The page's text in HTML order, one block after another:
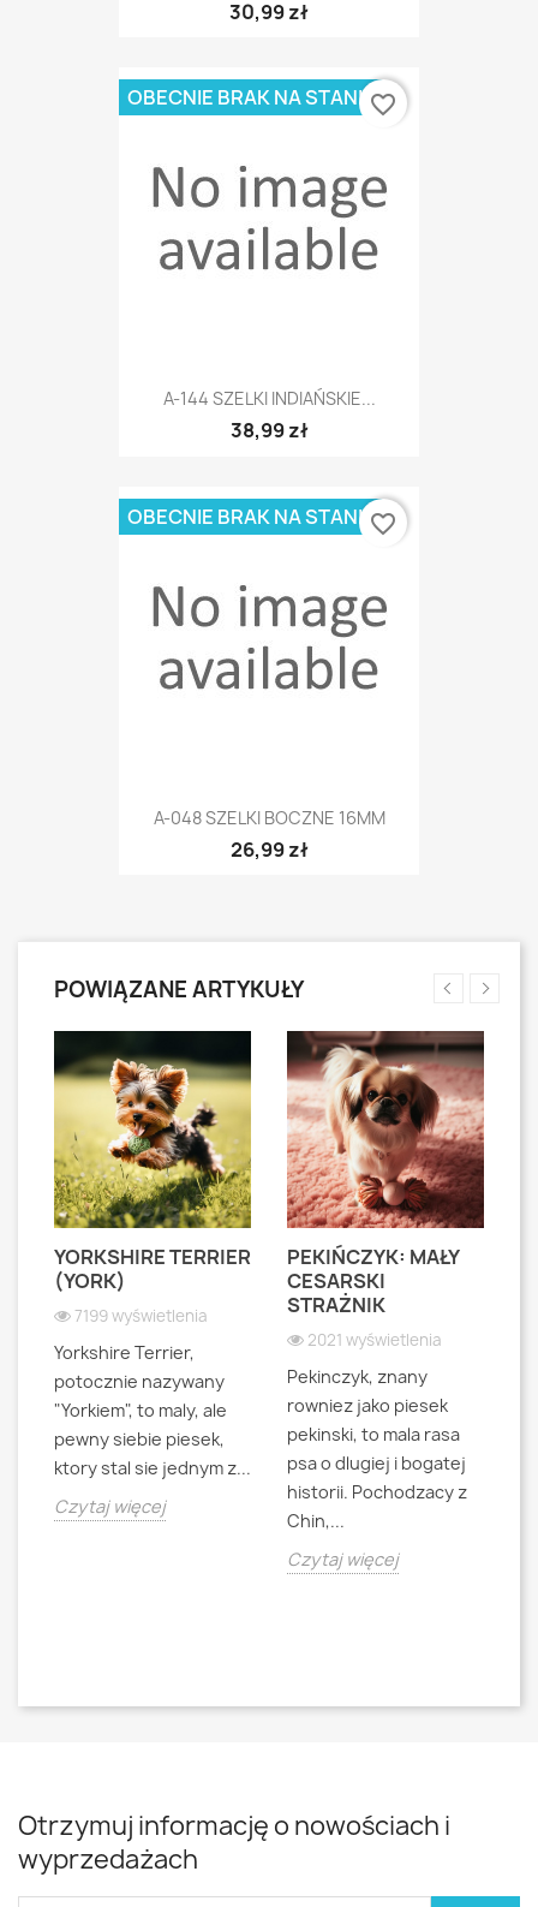
30,99 zł
A-144 SZELKI INDIAŃSKIE...
38,99 zł
OBECNIE BRAK NA STANIEfavorite_border
A-048 SZELKI BOCZNE 16MM
26,99 zł
OBECNIE BRAK NA STANIEfavorite_border
POWIĄZANE ARTYKUŁY
YORKSHIRE TERRIER
(YORK)
7199 wyświetlenia
Yorkshire Terrier,
potocznie nazywany
"Yorkiem", to maly, ale
pewny siebie piesek,
ktory stal sie jednym z...
Czytaj więcej
PEKIŃCZYK: MAŁY
CESARSKI
STRAŻNIK
2021 wyświetlenia
Pekinczyk, znany
rowniez jako piesek
pekinski, to mala rasa
psa o dlugiej i bogatej
historii. Pochodzacy z
Chin,...
Czytaj więcej
Otrzymuj informację o nowościach i
wyprzedażach